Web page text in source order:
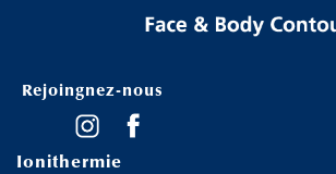
Rejoingnez-nous
Ionithermie